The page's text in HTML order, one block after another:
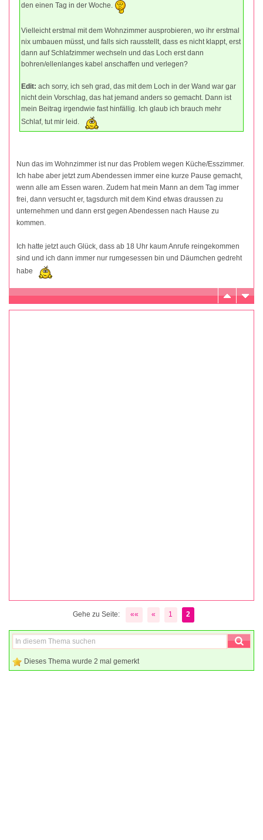
den einen Tag in der Woche.
Vielleicht erstmal mit dem Wohnzimmer ausprobieren, wo ihr erstmal
nix umbauen müsst, und falls sich rausstellt, dass es nicht klappt, erst
dann auf Schlafzimmer wechseln und das Loch erst dann
bohren/ellenlanges kabel anschaffen und verlegen?
Edit: ach sorry, ich seh grad, das mit dem Loch in der Wand war gar
nicht dein Vorschlag, das hat jemand anders so gemacht. Dann ist
mein Beitrag irgendwie fast hinfällig. Ich glaub ich brauch mehr
Schlaf, tut mir leid.
Nun das im Wohnzimmer ist nur das Problem wegen Küche/Esszimmer.
Ich habe aber jetzt zum Abendessen immer eine kurze Pause gemacht,
wenn alle am Essen waren. Zudem hat mein Mann an dem Tag immer
frei, dann versucht er, tagsdurch mit dem Kind etwas draussen zu
unternehmen und dann erst gegen Abendessen nach Hause zu
kommen.
Ich hatte jetzt auch Glück, dass ab 18 Uhr kaum Anrufe reingekommen
sind und ich dann immer nur rumgesessen bin und Däumchen gedreht
habe
Gehe zu Seite: «« « 1 2
Dieses Thema wurde 2 mal gemerkt